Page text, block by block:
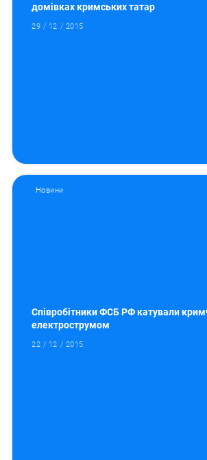
домівках кримських татар
29 / 12 / 2015
Новини
Співробітники ФСБ РФ катували
електрострумом
22 / 12 / 2015